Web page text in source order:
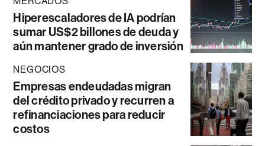
Hiperescaladores de IA podrían
sumar US$2 billones de deuda y
aún mantener grado de inversión
NEGOCIOS
Empresas endeudadas migran
del crédito privado y recurren a
refinanciaciones para reducir
costos